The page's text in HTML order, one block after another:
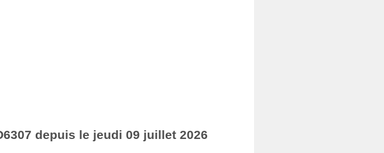
depuis le jeudi 09 juillet 2026